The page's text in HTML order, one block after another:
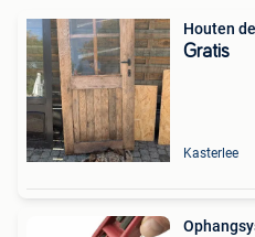
Houten
Gratis
Kasterlee